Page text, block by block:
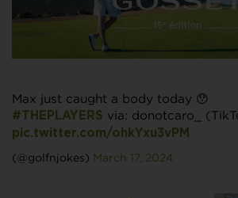
Max just caught a body today 😯
#THEPLAYERS via: donotcaro_
pic.twitter.com/ohkYxu3vPM
(@golfnjokes) March 17, 2024